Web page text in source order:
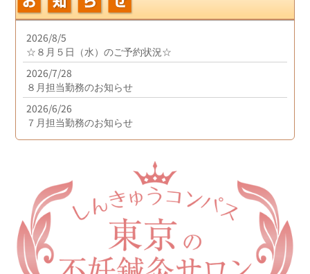
2026/8/5
☆８月５日（水）のご予約状況☆
2026/7/28
８月担当勤務のお知らせ
2026/6/26
７月担当勤務のお知らせ